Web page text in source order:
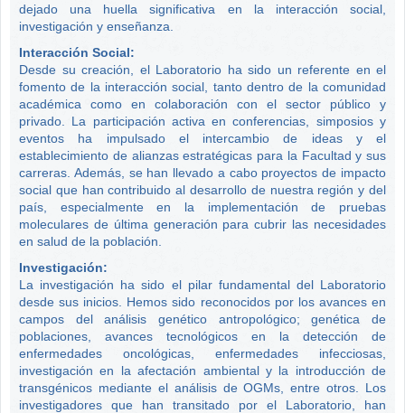
dejado una huella significativa en la interacción social,
investigación y enseñanza.
Interacción Social:
Desde su creación, el Laboratorio ha sido un referente en el
fomento de la interacción social, tanto dentro de la comunidad
académica como en colaboración con el sector público y
privado. La participación activa en conferencias, simposios y
eventos ha impulsado el intercambio de ideas y el
establecimiento de alianzas estratégicas para la Facultad y sus
carreras. Además, se han llevado a cabo proyectos de impacto
social que han contribuido al desarrollo de nuestra región y del
país, especialmente en la implementación de pruebas
moleculares de última generación para cubrir las necesidades
en salud de la población.
Investigación:
La investigación ha sido el pilar fundamental del Laboratorio
desde sus inicios. Hemos sido reconocidos por los avances en
campos del análisis genético antropológico; genética de
poblaciones, avances tecnológicos en la detección de
enfermedades oncológicas, enfermedades infecciosas,
investigación en la afectación ambiental y la introducción de
transgénicos mediante el análisis de OGMs, entre otros. Los
investigadores que han transitado por el Laboratorio, han